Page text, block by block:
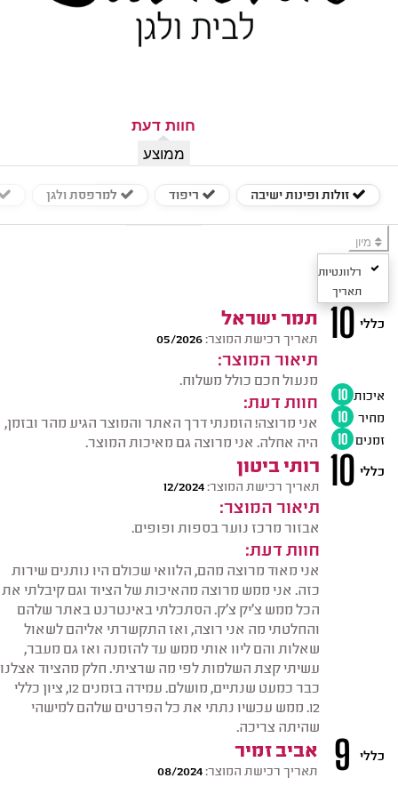
חוות דעת
ממוצע
איך בדקנו
יצירת קשר
זולות ופינות ישיבה ריפוד למרפסת ולגן
מיון
רלוונטיות
תאריך
תמר ישראל
תאריך רכישת המוצר:05/2026
תיאור המוצר:
מנעול חכם כולל משלוח.
חוות דעת:
אני מרוצה! הזמנתי דרך האתר והמוצר הגיע מהר ובזמן,
היה אחלה. אני מרוצה גם מאיכות המוצר.
10 כללי
איכות 10
מחיר
10
זמנים 10
רותי ביטון
תאריך רכישת המוצר:12/2024
תיאור המוצר:
אבזור מרכז נוער בספות ופופים.
חוות דעת:
אני מאוד מרוצה מהם, הלוואי שכולם היו נותנים שירות
כזה. אני ממש מרוצה מהאיכות של הציוד וגם קיבלתי את
הכל ממש צ'יק צ'ק. הסתכלתי באינטרנט באתר שלהם
והחלטתי מה אני רוצה, ואז התקשרתי אליהם לשאול
שאלות והם ליוו אותי ממש עד להזמנה ואז גם מעבר,
עשיתי קצת השלמות לפי מה שרציתי. חלק מהציוד אצלנו
כבר כמעט שנתיים, מושלם. עמידה בזמנים 12, ציון כללי
12. ממש עכשיו נתתי את כל הפרטים שלהם למישהי
שהיתה צריכה.
10 כללי
אביב זמיר
תאריך רכישת המוצר:08/2024 9 כללי